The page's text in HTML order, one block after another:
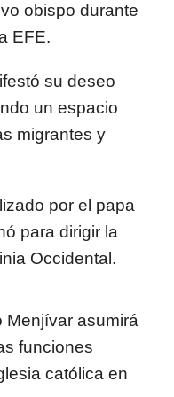
obispo durante
EFE.
su deseo
un espacio
migrantes y
por el papa
para dirigir la
Occidental.
Menjívar asumirá
funciones
católica en